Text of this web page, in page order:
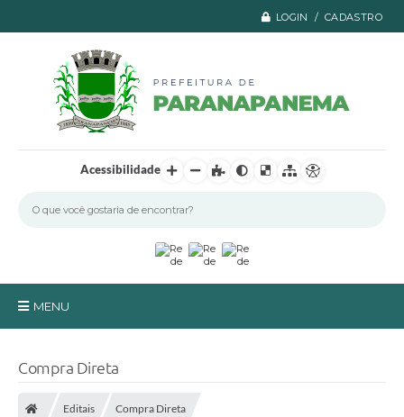
LOGIN / CADASTRO
Acessibilidade
MENU
Compra Direta
Editais Compra Direta